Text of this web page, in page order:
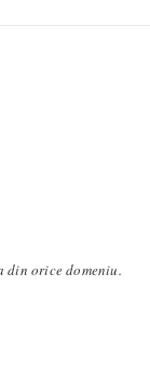
din orice domeniu.